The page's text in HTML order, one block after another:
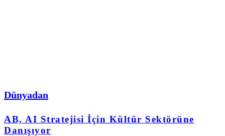
Dünyadan
AB, AI Stratejisi İçin Kültür Sektörüne
Danışıyor